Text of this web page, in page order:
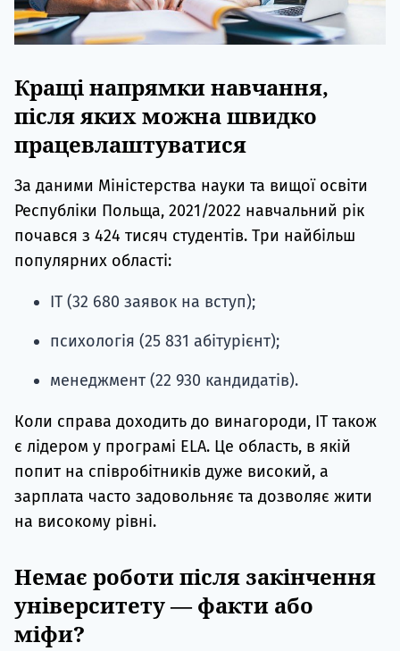
Кращі напрямки навчання,
після яких можна швидко
працевлаштуватися
За даними Міністерства науки та вищої освіти
Республіки Польща, 2021/2022 навчальний рік
почався з 424 тисяч студентів. Три найбільш
популярних області:
ІТ (32 680 заявок на вступ);
психологія (25 831 абітурієнт);
менеджмент (22 930 кандидатів).
Коли справа доходить до винагороди, IT також
є лідером у програмі ELA. Це область, в якій
попит на співробітників дуже високий, а
зарплата часто задовольняє та дозволяє жити
на високому рівні.
Немає роботи після закінчення
університету — факти або
міфи?